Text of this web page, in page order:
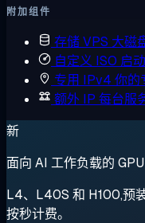
附加组件
存储 VPS 大磁
自定义 ISO 启
专用 IPv4 你的
额外 IP 每台服
新
面向 AI 工作负载的
L4、L40S 和 H100,预
按秒计费。